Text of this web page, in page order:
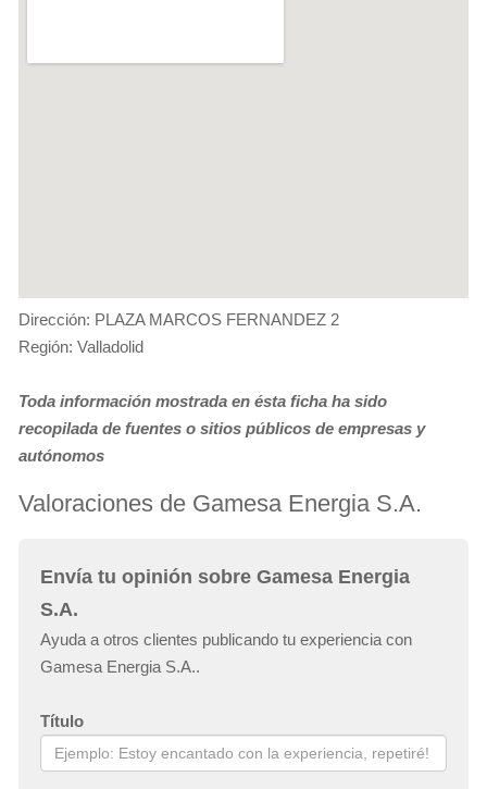
Dirección: PLAZA MARCOS FERNANDEZ 2
Región: Valladolid
Toda información mostrada en ésta ficha ha sido
recopilada de fuentes o sitios públicos de empresas y
autónomos
Valoraciones de Gamesa Energia S.A.
Envía tu opinión sobre Gamesa Energia
S.A.
Ayuda a otros clientes publicando tu experiencia con
Gamesa Energia S.A..
Título